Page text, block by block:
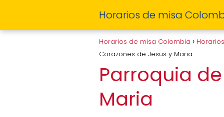
Horarios de misa
Horarios de misa Colombia
Corazones de Jesus y Maria
Parroquia
Maria